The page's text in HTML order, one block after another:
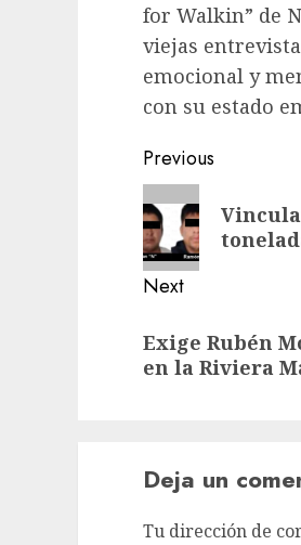
for Walkin” de
viejas
emocional y
con su estado
Previous
Next
Exige Rubén
en la Riviera
Deja un
Tu dirección de